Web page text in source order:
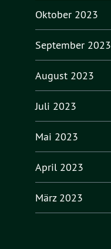
Oktober 2023
September 2023
August 2023
Juli 2023
Mai 2023
April 2023
März 2023